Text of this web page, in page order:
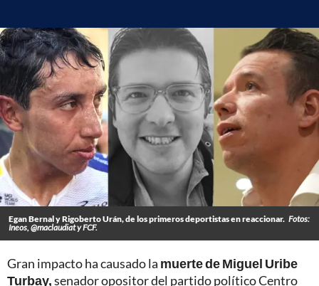
Egan Bernal y Rigoberto Urán, de los primeros deportistas en reaccionar. Fotos:
Ineos, @maclaudiat y FCF.
Gran impacto ha causado la muerte de Miguel Uribe
Turbay,senador opositor del partido político Centro